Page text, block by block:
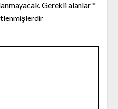
Gerekli alanlar*